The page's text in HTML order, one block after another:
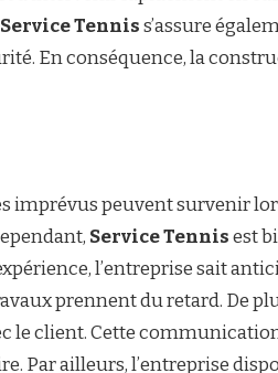
Service Tenniss’assure
En conséquence, la
imprévus peuvent survenir
Service Tennisest
l’entreprise sait
prennent du retard. De
le client. Cette
Par ailleurs, l’entreprise